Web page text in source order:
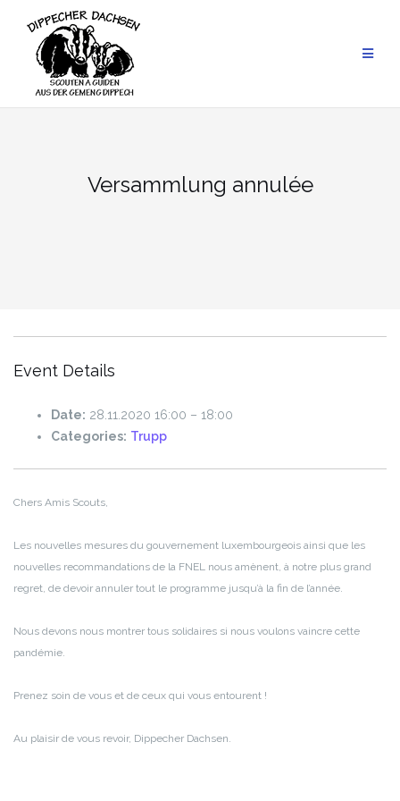
content
Versammlung annulée
Event Details
Date: 28.11.2020 16:00 – 18:00
Categories: Trupp
Chers Amis Scouts,
Les nouvelles mesures du gouvernement luxembourgeois ainsi que les
nouvelles recommandations de la FNEL nous amènent, à notre plus grand
regret, de devoir annuler tout le programme jusqu’à la fin de l’année.
Nous devons nous montrer tous solidaires si nous voulons vaincre cette
pandémie.
Prenez soin de vous et de ceux qui vous entourent !
Au plaisir de vous revoir, Dippecher Dachsen.